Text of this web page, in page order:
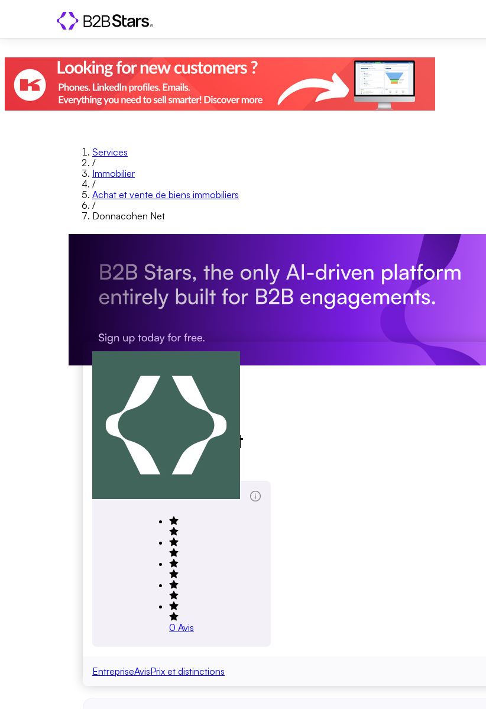
Services
/
Immobilier
/
Achat et vente de biens immobiliers
/
Donnacohen Net
Donnacohen Net
donnacohen.net
0 Avis
EntrepriseAvisPrix et distinctions